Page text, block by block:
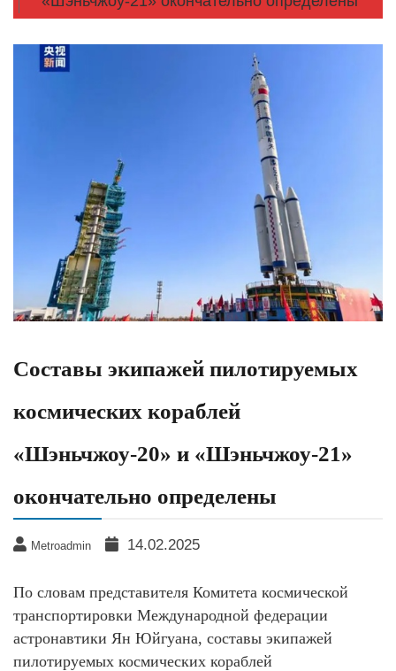
Составы экипажей пилотируемых
космических кораблей
«Шэньчжоу-20» и «Шэньчжоу-21»
окончательно определены
Metroadmin 14.02.2025
По словам представителя Комитета космической
транспортировки Международной федерации
астронавтики Ян Юйгуана, составы экипажей
пилотируемых космических кораблей